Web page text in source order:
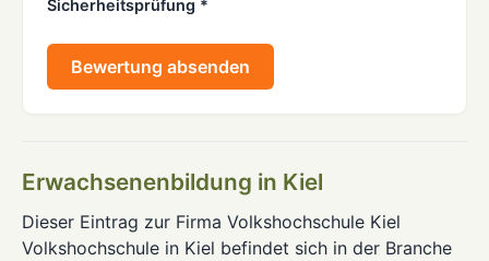
Sicherheitsprüfung *
Bewertung absenden
Erwachsenenbildung in Kiel
Dieser Eintrag zur Firma Volkshochschule Kiel
Volkshochschule in Kiel befindet sich in der Branche